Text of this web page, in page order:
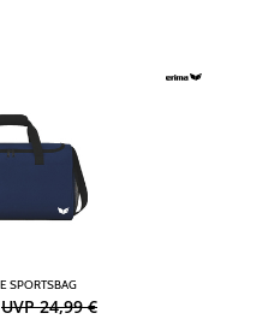
SPORTSBAG
UVP 24,99 €